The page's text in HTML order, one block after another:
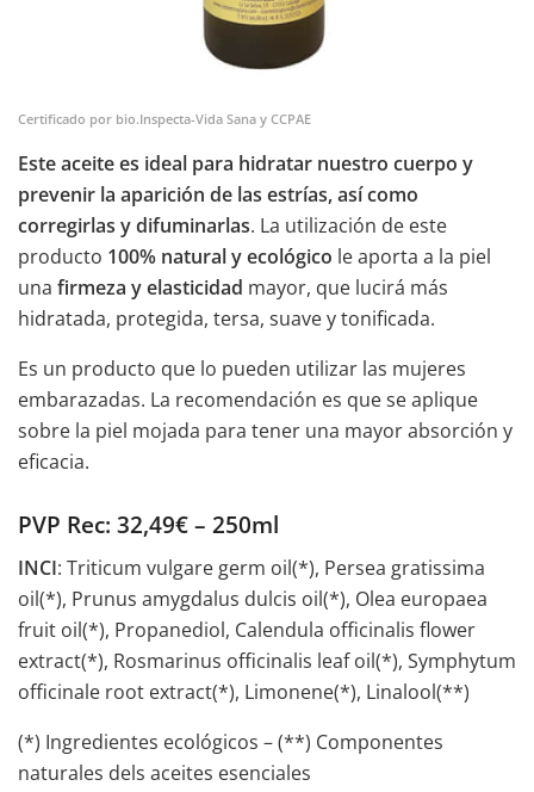
Certificado por bio.Inspecta-Vida Sana y CCPAE
Este aceite es ideal para hidratar nuestro cuerpo y
prevenir la aparición de las estrías, así como
corregirlas y difuminarlas. La utilización de este
producto 100% natural y ecológico le aporta a la piel
una firmeza y elasticidad mayor, que lucirá más
hidratada, protegida, tersa, suave y tonificada.
Es un producto que lo pueden utilizar las mujeres
embarazadas. La recomendación es que se aplique
sobre la piel mojada para tener una mayor absorción y
eficacia.
PVP Rec: 32,49€ – 250ml
INCI: Triticum vulgare germ oil(*), Persea gratissima
oil(*), Prunus amygdalus dulcis oil(*), Olea europaea
fruit oil(*), Propanediol, Calendula officinalis flower
extract(*), Rosmarinus officinalis leaf oil(*), Symphytum
officinale root extract(*), Limonene(*), Linalool(**)
(*) Ingredientes ecológicos – (**) Componentes
naturales dels aceites esenciales